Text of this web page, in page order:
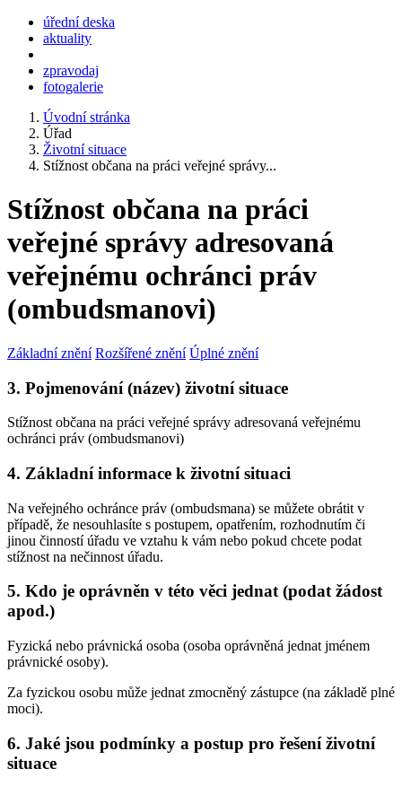
úřední deska
aktuality
zpravodaj
fotogalerie
Úvodní stránka
Úřad
Životní situace
Stížnost občana na práci veřejné správy...
Stížnost občana na práci
veřejné správy adresovaná
veřejnému ochránci práv
(ombudsmanovi)
Základní znění Rozšířené znění Úplné znění
3. Pojmenování (název) životní situace
Stížnost občana na práci veřejné správy adresovaná veřejnému
ochránci práv (ombudsmanovi)
4. Základní informace k životní situaci
Na veřejného ochránce práv (ombudsmana) se můžete obrátit v
případě, že nesouhlasíte s postupem, opatřením, rozhodnutím či
jinou činností úřadu ve vztahu k vám nebo pokud chcete podat
stížnost na nečinnost úřadu.
5. Kdo je oprávněn v této věci jednat (podat žádost
apod.)
Fyzická nebo právnická osoba (osoba oprávněná jednat jménem
právnické osoby).
Za fyzickou osobu může jednat zmocněný zástupce (na základě plné
moci).
6. Jaké jsou podmínky a postup pro řešení životní
situace